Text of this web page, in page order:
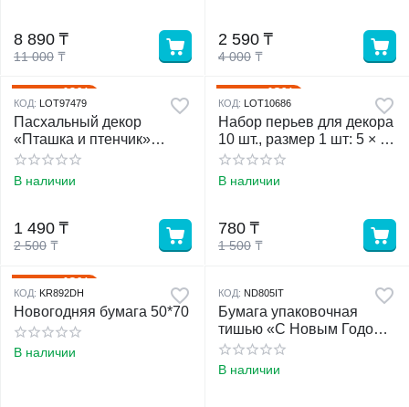
11 000 ₸
8 890 ₸
4 000 ₸
2 590 ₸
40%
КОД: LOT97479
Пасхальный декор
«Пташка и птенчик»
8×8×7 см
В наличии
2 500 ₸
1 490 ₸
48%
КОД: LOT10686
Набор перьев для декора
10 шт., размер 1 шт: 5 × 2
см, цвет жёлтый с
коричневым
В наличии
1 500 ₸
780 ₸
43%
КОД: KR892DH
Новогодняя бумага 50*70
В наличии
КОД: ND805IT
Бумага упаковочная
тишью «С Новым Годом!
Апельсины», 50 × 66 см
В наличии